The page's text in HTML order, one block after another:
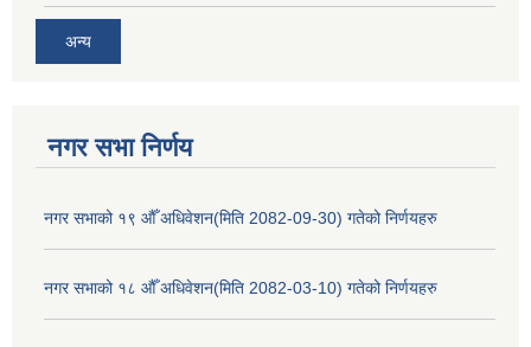
अन्य
नगर सभा निर्णय
नगर सभाको १९ औँ अधिवेशन(मिति 2082-09-30) गतेको निर्णयहरु
नगर सभाको १८ औँ अधिवेशन(मिति 2082-03-10) गतेको निर्णयहरु